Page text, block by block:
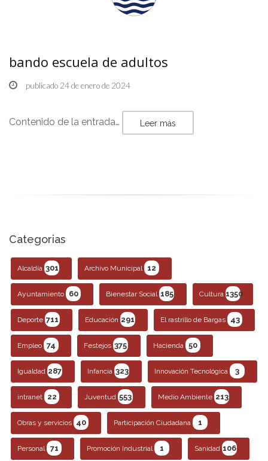
bando escuela de adultos
publicado 24 de enero de 2024
Contenido de la entrada… Leer más
Categorias
Alcaldía 301 Archivo Municipal 12
Ayuntamiento 60 Bienestar Social 185 Cultura 1350
Deporte 711 Educación 291 El rastrillo de Bargas 43
Empleo 74 Festejos 375 Hacienda 50
Igualdad 287 Infancia 323 Innovación Tecnológica 3
intranet 22 Juventud 553 Medio Ambiente 213
Obras y servicios 40 Participación Ciudadana 1
Personal 71 Promoción Industrial 1 Sanidad 106